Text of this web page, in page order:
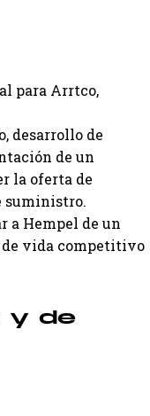
para Arrtco,
desarrollo de
de un
la oferta de
suministro.
a Hempel de un
vida competitivo
y de